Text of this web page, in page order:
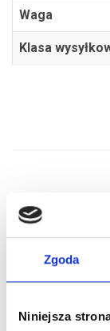
Zgoda
Niniejsza
Waga
Klasa